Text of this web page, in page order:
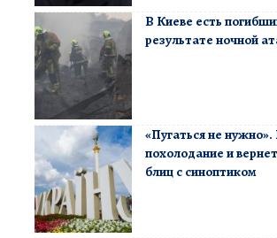
В Киеве есть
результате ночной
«Пугаться не нужно».
похолодание и
блиц с синоптиком